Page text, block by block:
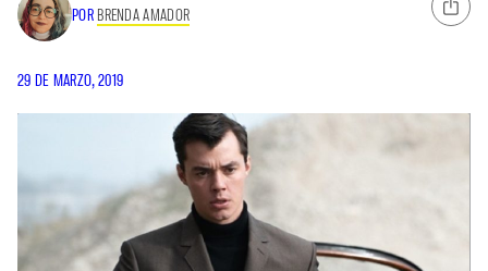
POR BRENDA AMADOR
29 DE MARZO, 2019